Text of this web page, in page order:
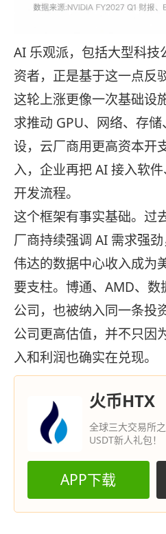
AI 乐观派，包括大型科技
资者，正是基于这一点反
这轮上涨更像一次基础设
求推动 GPU、网络、存
设，云厂商用更高资本开
入，企业再把 AI 接入软
开发流程。
这个框架有事实基础。过
厂商持续强调 AI 需求强
伟达的数据中心收入成为
要支柱。博通、AMD、
公司，也被纳入同一条投
公司更高估值，并不只因
入和利润也确实在兑现。
火币HTX
全球三大交易所
USDT新人礼包！
APP下载